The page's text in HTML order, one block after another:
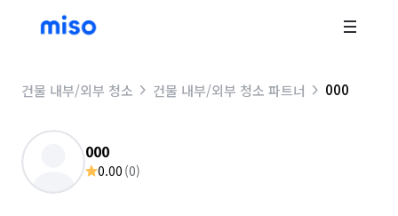
건물 내부/외부 청소 건물 내부/외부 청소 파트너 000
000
0.00 (0)